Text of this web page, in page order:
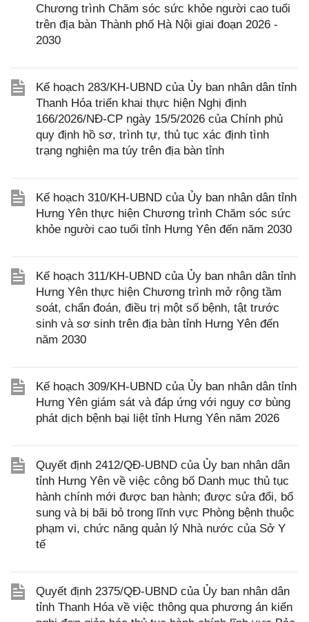
Chương trình Chăm sóc sức khỏe người cao tuổi
trên địa bàn Thành phố Hà Nội giai đoạn 2026 -
2030
Kế hoạch 283/KH-UBND của Ủy ban nhân dân tỉnh
Thanh Hóa triển khai thực hiện Nghị định
166/2026/NĐ-CP ngày 15/5/2026 của Chính phủ
quy định hồ sơ, trình tự, thủ tục xác định tình
trạng nghiện ma túy trên địa bàn tỉnh
Kế hoạch 310/KH-UBND của Ủy ban nhân dân tỉnh
Hưng Yên thực hiện Chương trình Chăm sóc sức
khỏe người cao tuổi tỉnh Hưng Yên đến năm 2030
Kế hoạch 311/KH-UBND của Ủy ban nhân dân tỉnh
Hưng Yên thực hiện Chương trình mở rộng tầm
soát, chẩn đoán, điều trị một số bệnh, tật trước
sinh và sơ sinh trên địa bàn tỉnh Hưng Yên đến
năm 2030
Kế hoạch 309/KH-UBND của Ủy ban nhân dân tỉnh
Hưng Yên giám sát và đáp ứng với nguy cơ bùng
phát dịch bệnh bại liệt tỉnh Hưng Yên năm 2026
Quyết định 2412/QĐ-UBND của Ủy ban nhân dân
tỉnh Hưng Yên về việc công bố Danh mục thủ tục
hành chính mới được ban hành; được sửa đổi, bổ
sung và bị bãi bỏ trong lĩnh vực Phòng bệnh thuộc
phạm vi, chức năng quản lý Nhà nước của Sở Y
tế
Quyết định 2375/QĐ-UBND của Ủy ban nhân dân
tỉnh Thanh Hóa về việc thông qua phương án kiến